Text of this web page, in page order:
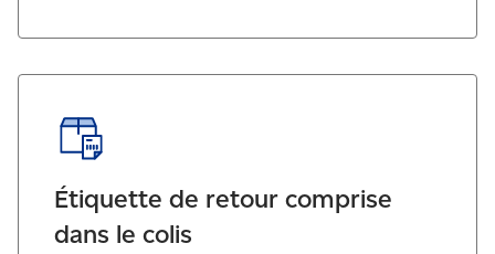
Étiquette de retour comprise
dans le colis